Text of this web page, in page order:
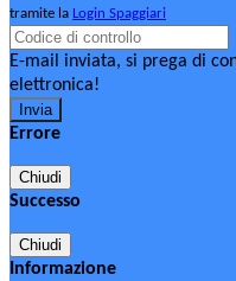
tramite la Login Spaggiari
E-mail inviata, si prega di
elettronica!
Errore
Chiudi
Successo
Chiudi
Informazione